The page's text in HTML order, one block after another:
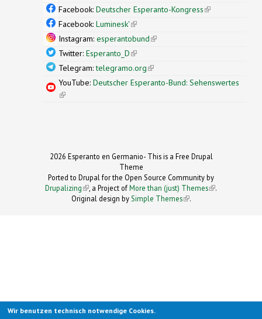
external)
Facebook: Deutscher Esperanto-Kongress(link is
Facebook: Luminesk'(link is external)
Instagram: esperantobund(link is external)
Twitter: Esperanto_D(link is external)
Telegram:telegramo.org(link is external)
YouTube: Deutscher Esperanto-Bund: Sehenswertes
(link is external)
2026 Esperanto en Germanio- This is a Free Drupal
Theme
Ported to Drupal for the Open Source Community by
Drupalizing(link is external)
, a Project ofMore than (just) Themes (link is
.
Original design by Simple Themes
(link is
.
Wir benutzen technisch notwendige Cookies.